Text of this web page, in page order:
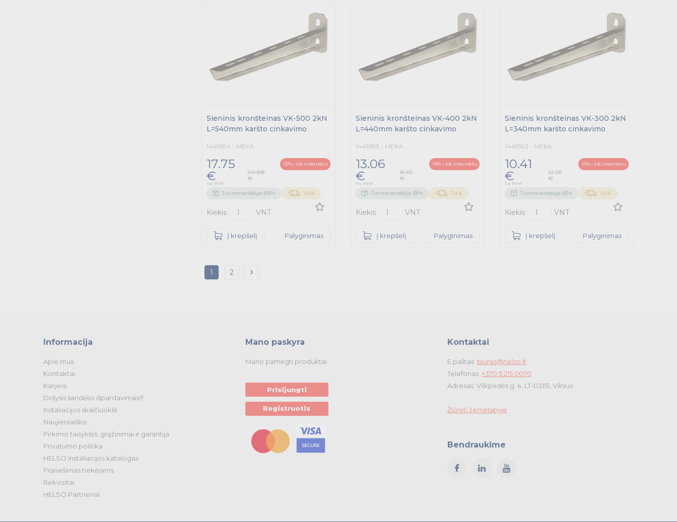
Sieninis kronšteinas VK-500 2kN
L=540mm karšto cinkavimo
1449594 - MEKA
17.75
€
20.88
€
-15% – tik internetu
Su PVM
Turime sandėlyje (100+) 3 d.d.
Kiekis VNT
Į krepšelį Palyginimas
Sieninis kronšteinas VK-400 2kN
L=440mm karšto cinkavimo
1449593 - MEKA
13.06
€
15.35
€
-15% – tik internetu
Su PVM
Turime sandėlyje (50+) 3 d.d.
Kiekis VNT
Į krepšelį Palyginimas
Sieninis kronšteinas VK-300 2kN
L=340mm karšto cinkavimo
1449592 - MEKA
10.41
€
12.25
€
-15% – tik internetu
Su PVM
Turime sandėlyje (50+) 3 d.d.
Kiekis VNT
Į krepšelį Palyginimas
1 2
Informacija
Apie mus
Kontaktai
Karjera
Didysis sandėlio išpardavimas!!!
Instaliacijos skaičiuoklė
Naujienlaiškis
Pirkimo taisyklės, grąžinimai ir garantija
Privatumo politika
HELSO Instaliacijos katalogas
Pranešimas tiekėjams
Rekvizitai
HELSO Partneriai
Mano paskyra
Mano pamėgti produktai
Prisijungti
Registruotis
Kontaktai
E.paštas: biuras@helso.lt
Telefonas: +370 5 215 0070
Adresas: Vilkpėdės g. 4, LT-03151, Vilnius
Žiūrėti žemėlapyje
Bendraukime